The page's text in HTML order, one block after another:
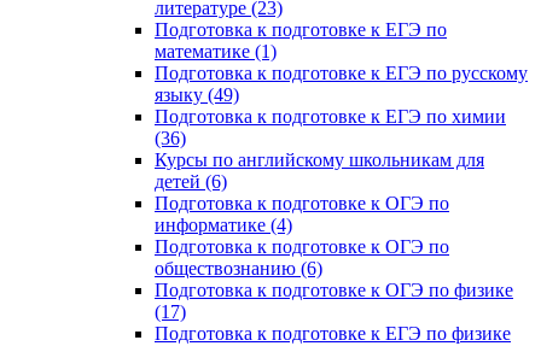
литературе (23)
Подготовка к подготовке к ЕГЭ по
математике (1)
Подготовка к подготовке к ЕГЭ по русскому
языку (49)
Подготовка к подготовке к ЕГЭ по химии
(36)
Курсы по английскому школьникам для
детей (6)
Подготовка к подготовке к ОГЭ по
информатике (4)
Подготовка к подготовке к ОГЭ по
обществознанию (6)
Подготовка к подготовке к ОГЭ по физике
(17)
Подготовка к подготовке к ЕГЭ по физике